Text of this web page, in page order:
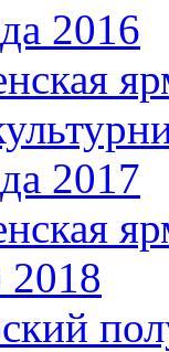
2016
2017